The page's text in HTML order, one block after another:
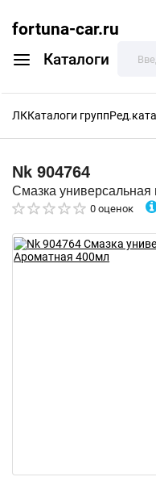
fortuna-car.ru
Каталоги
ЛККаталоги групп
Nk 904764
Смазка
0 оценок